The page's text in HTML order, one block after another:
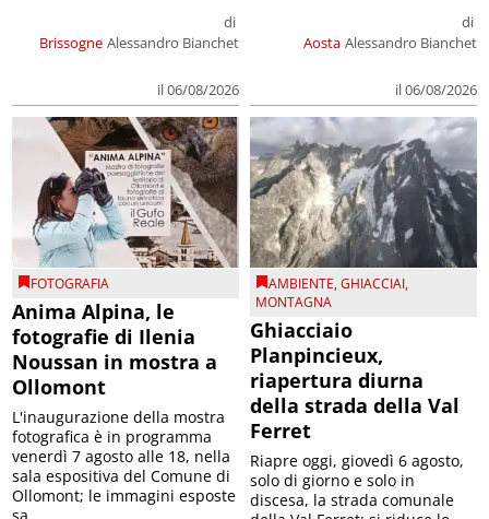
Brissogne
di
Alessandro Bianchet
il 06/08/2026
Aosta
di
Alessandro Bianchet
il 06/08/2026
FOTOGRAFIA
Anima Alpina, le
fotografie di Ilenia
Noussan in mostra a
Ollomont
L'inaugurazione della mostra
fotografica è in programma
venerdì 7 agosto alle 18, nella
sala espositiva del Comune di
Ollomont; le immagini esposte
AMBIENTE,GHIACCIAI,
MONTAGNA
Ghiacciaio
Planpincieux,
riapertura diurna
della strada della Val
Ferret
Riapre oggi, giovedì 6 agosto,
solo di giorno e solo in
discesa, la strada comunale